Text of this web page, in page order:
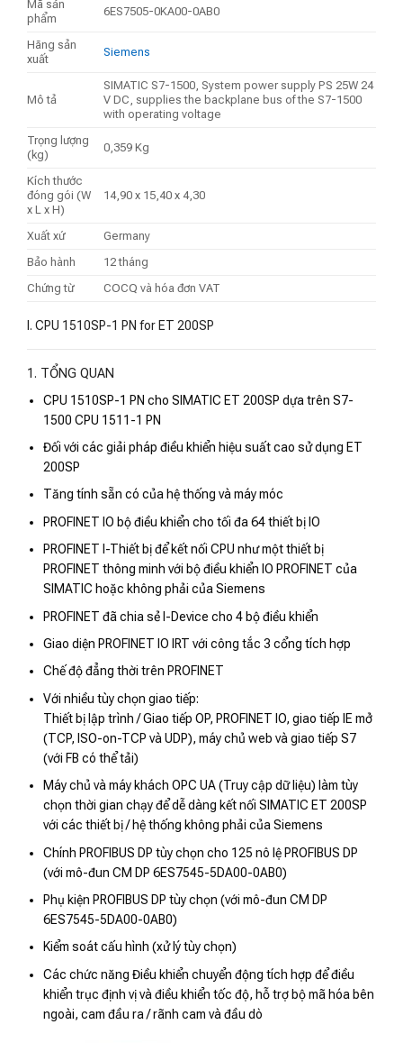
Mã sản
phẩm
6ES7505-0KA00-0AB0
Hãng sản
xuất
Siemens
Mô tả
SIMATIC S7-1500, System power supply PS 25W 24
V DC, supplies the backplane bus of the S7-1500
with operating voltage
Trọng lượng
(kg)
0,359 Kg
Kích thước
đóng gói (W
x L x H)
14,90 x 15,40 x 4,30
Xuất xứ
Germany
Bảo hành
12 tháng
Chứng từ
COCQ và hóa đơn VAT
I. CPU 1510SP-1 PN for ET 200SP
1. TỔNG QUAN
CPU 1510SP-1 PN cho SIMATIC ET 200SP dựa trên S7-
1500 CPU 1511-1 PN
Đối với các giải pháp điều khiển hiệu suất cao sử dụng ET
200SP
Tăng tính sẵn có của hệ thống và máy móc
PROFINET IO bộ điều khiển cho tối đa 64 thiết bị IO
PROFINET I-Thiết bị để kết nối CPU như một thiết bị
PROFINET thông minh với bộ điều khiển IO PROFINET của
SIMATIC hoặc không phải của Siemens
PROFINET đã chia sẻ I-Device cho 4 bộ điều khiển
Giao diện PROFINET IO IRT với công tắc 3 cổng tích hợp
Chế độ đẳng thời trên PROFINET
Với nhiều tùy chọn giao tiếp:
Thiết bị lập trình / Giao tiếp OP, PROFINET IO, giao tiếp IE mở
(TCP, ISO-on-TCP và UDP), máy chủ web và giao tiếp S7
(với FB có thể tải)
Máy chủ và máy khách OPC UA (Truy cập dữ liệu) làm tùy
chọn thời gian chạy để dễ dàng kết nối SIMATIC ET 200SP
với các thiết bị / hệ thống không phải của Siemens
Chính PROFIBUS DP tùy chọn cho 125 nô lệ PROFIBUS DP
(với mô-đun CM DP 6ES7545-5DA00-0AB0)
Phụ kiện PROFIBUS DP tùy chọn (với mô-đun CM DP
6ES7545-5DA00-0AB0)
Kiểm soát cấu hình (xử lý tùy chọn)
Các chức năng Điều khiển chuyển động tích hợp để điều
khiển trục định vị và điều khiển tốc độ, hỗ trợ bộ mã hóa bên
ngoài, cam đầu ra / rãnh cam và đầu dò